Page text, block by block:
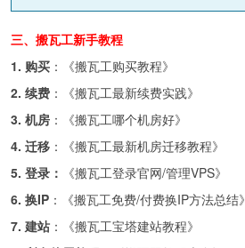
三、搬瓦工新手教程
1. 购买 ：《搬瓦工购买教程》
2. 续费 ：《搬瓦工最新续费实践》
3. 机房 ：《搬瓦工哪个机房好》
4. 迁移 ：《搬瓦工最新机房迁移教程》
5. 登录：
《搬瓦工登录官网/管理VPS》
6. 换IP ：《搬瓦工免费/付费换IP方法总结》
7. 建站 ：《搬瓦工宝塔建站教程》